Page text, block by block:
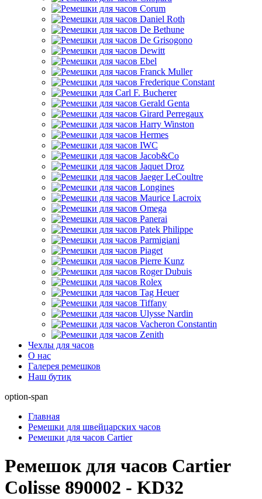
Чехлы для часов
О нас
Галерея ремешков
Наш бутик
option-span
Главная
Ремешки для швейцарских часов
Ремешки для часов Cartier
Ремешок для часов Cartier
Colisse 890002 - KD32